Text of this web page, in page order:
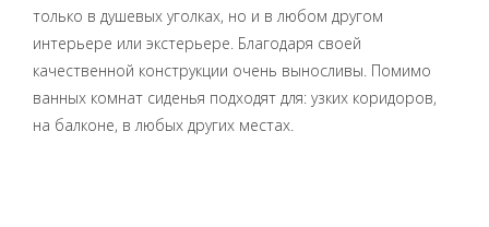
только в душевых уголках, но и в любом другом
интерьере или экстерьере. Благодаря своей
качественной конструкции очень выносливы. Помимо
ванных комнат сиденья подходят для: узких коридоров,
на балконе, в любых других местах.